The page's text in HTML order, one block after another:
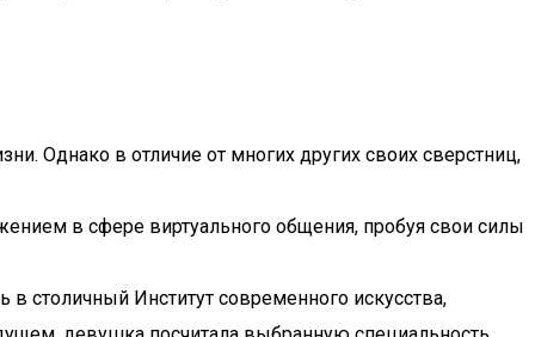
Однако в отличие от многих других своих сверстниц,
в сфере виртуального общения, пробуя свои силы
в столичный Институт современного искусства,